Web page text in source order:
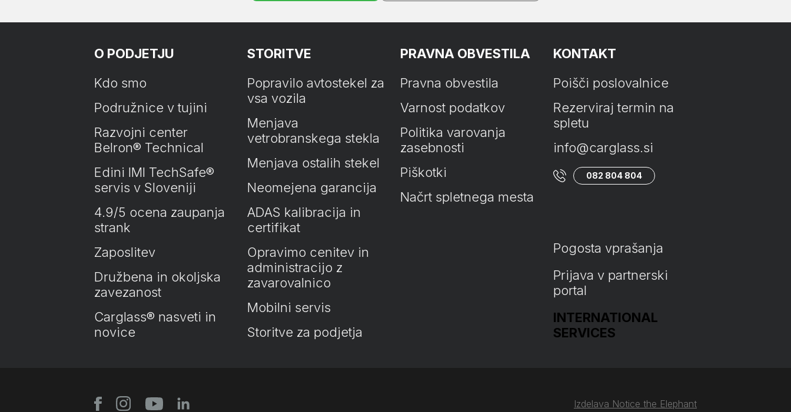
O PODJETJU
Kdo smo
Podružnice v tujini
Razvojni center
Belron® Technical
Edini IMI TechSafe®
servis v Sloveniji
4.9/5 ocena zaupanja
strank
Zaposlitev
Družbena in okoljska
zavezanost
Carglass® nasveti in
novice
STORITVE
Popravilo avtostekel za
vsa vozila
Menjava
vetrobranskega stekla
Menjava ostalih stekel
Neomejena garancija
ADAS kalibracija in
certifikat
Opravimo cenitev in
administracijo z
zavarovalnico
Mobilni servis
Storitve za podjetja
PRAVNA OBVESTILA
Pravna obvestila
Varnost podatkov
Politika varovanja
zasebnosti
Piškotki
Načrt spletnega mesta
KONTAKT
Poišči poslovalnice
Rezerviraj termin na
spletu
info@carglass.si
082 804 804
Pogosta vprašanja
Prijava v partnerski
portal
INTERNATIONAL
SERVICES
Izdelava Notice the Elephant